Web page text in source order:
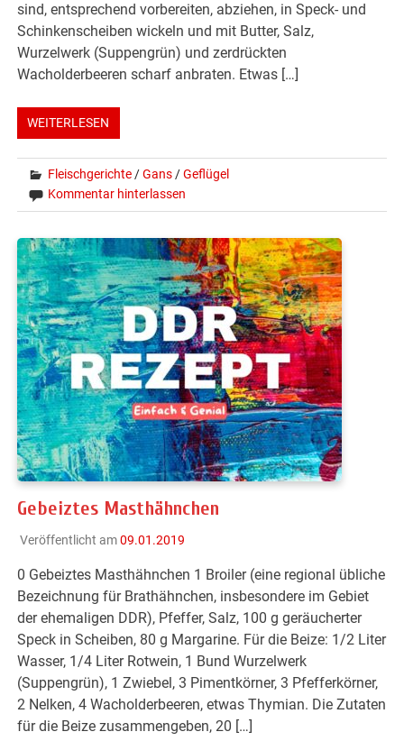
sind, entsprechend vorbereiten, abziehen, in Speck- und
Schinkenscheiben wickeln und mit Butter, Salz,
Wurzelwerk (Suppengrün) und zerdrückten
Wacholderbeeren scharf anbraten. Etwas […]
WEITERLESEN
Fleischgerichte/Gans/Geflügel
Kommentar hinterlassen
Gebeiztes Masthähnchen
Veröffentlicht am09.01.2019
0 Gebeiztes Masthähnchen 1 Broiler (eine regional übliche
Bezeichnung für Brathähnchen, insbesondere im Gebiet
der ehemaligen DDR), Pfeffer, Salz, 100 g geräucherter
Speck in Scheiben, 80 g Margarine. Für die Beize: 1/2 Liter
Wasser, 1/4 Liter Rotwein, 1 Bund Wurzelwerk
(Suppengrün), 1 Zwiebel, 3 Pimentkörner, 3 Pfefferkörner,
2 Nelken, 4 Wacholderbeeren, etwas Thymian. Die Zutaten
für die Beize zusammengeben, 20 […]